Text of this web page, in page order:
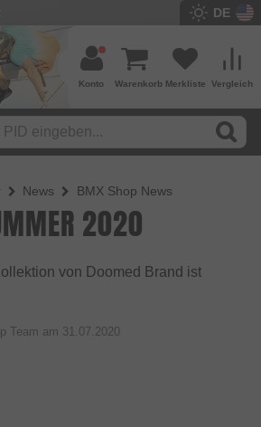
DE
Vergleich
Merkliste
Warenkorb
Konto
News BMX Shop News
2020
von Doomed Brand ist
Team am 31.07.2020